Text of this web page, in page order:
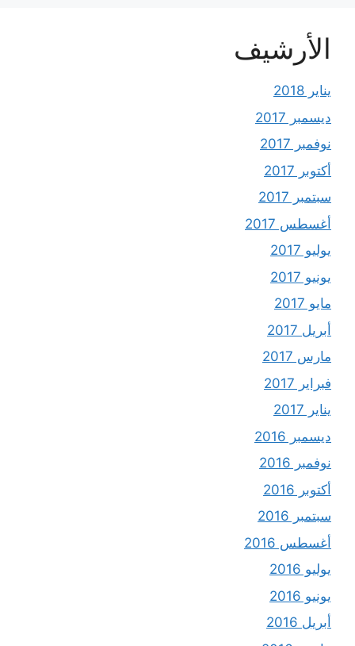
الأرشيف
يناير 2018
ديسمبر 2017
نوفمبر 2017
أكتوبر 2017
سبتمبر 2017
أغسطس 2017
يوليو 2017
يونيو 2017
مايو 2017
أبريل 2017
مارس 2017
فبراير 2017
يناير 2017
ديسمبر 2016
نوفمبر 2016
أكتوبر 2016
سبتمبر 2016
أغسطس 2016
يوليو 2016
يونيو 2016
أبريل 2016